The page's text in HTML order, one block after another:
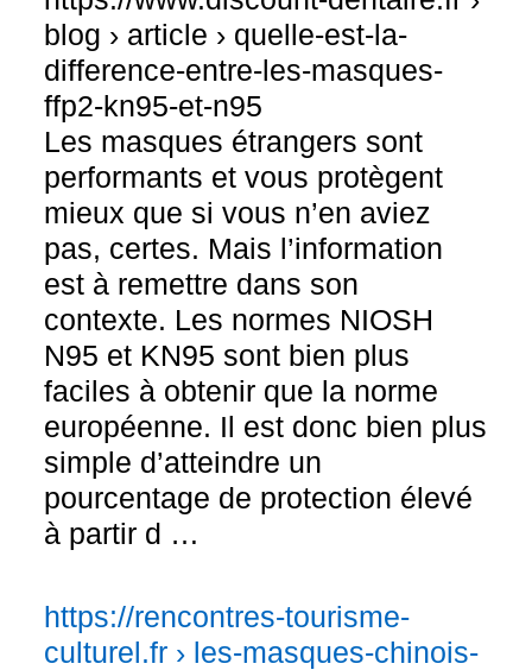
blog › article › quelle-est-la-
difference-entre-les-masques-
ffp2-kn95-et-n95
Les masques étrangers sont
performants et vous protègent
mieux que si vous n’en aviez
pas, certes. Mais l’information
est à remettre dans son
contexte. Les normes NIOSH
N95 et KN95 sont bien plus
faciles à obtenir que la norme
européenne. Il est donc bien plus
simple d’atteindre un
pourcentage de protection élevé
à partir d …
https://rencontres-tourisme-
culturel.fr › les-masques-chinois-